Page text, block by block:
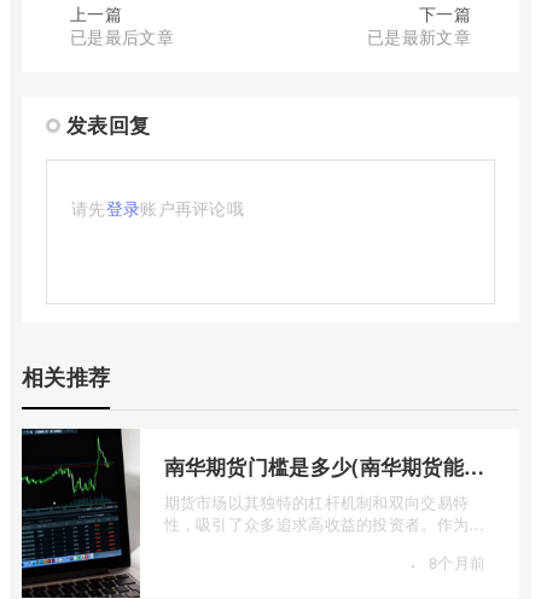
上一篇
已是最后文章
下一篇
已是最新文章
发表回复
请先登录账户再评论哦
相关推荐
南华期货门槛是多少(南华期货能做国际期货吗)
期货市场以其独特的杠杆机制和双向交易特
性，吸引了众多追求高收益的投资者。作为中
· 8个月前